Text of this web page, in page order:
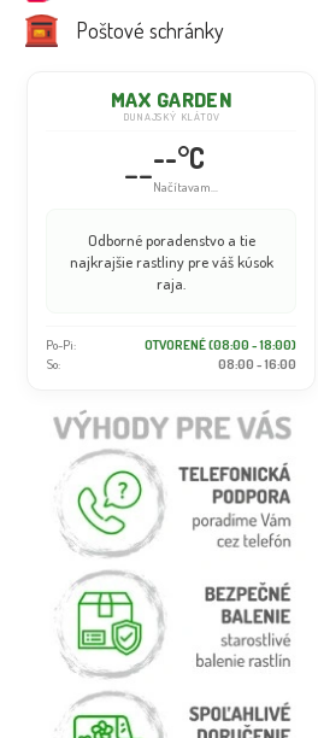
Poštové schránky
MAX GARDEN
DUNAJSKÝ KLÁTOV
----°C
Načítavam...
Odborné poradenstvo a tie
najkrajšie rastliny pre váš kúsok
raja.
Po-Pi:
OTVORENÉ (08:00 - 18:00)
So:
08:00 - 16:00